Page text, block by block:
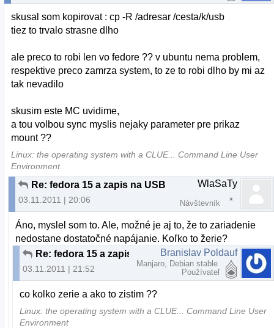
skusal som kopirovat : cp -R /adresar /cesta/k/usb
tiez to trvalo strasne dlho
ale preco to robi len vo fedore ?? v ubuntu nema problem,
respektive preco zamrza system, to ze to robi dlho by mi az
tak nevadilo
skusim este MC uvidime,
a tou volbou sync myslis nejaky parameter pre prikaz
mount ??
Linux: the operating system with a CLUE... Command Line User
Environment
Re: fedora 15 a zapis na USB
03.11.2011 | 20:06
WlaSaTy
Návštevník
Áno, myslel som to. Ale, možné je aj to, že to zariadenie
nedostane dostatočné napájanie. Koľko to žerie?
Re: fedora 15 a zapis na USB
03.11.2011 | 21:52
Branislav Poldauf
Manjaro, Debian stable
Používateľ
co kolko zerie a ako to zistim ??
Linux: the operating system with a CLUE... Command Line User
Environment